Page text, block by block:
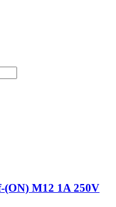
(ON) M12 1A 250V